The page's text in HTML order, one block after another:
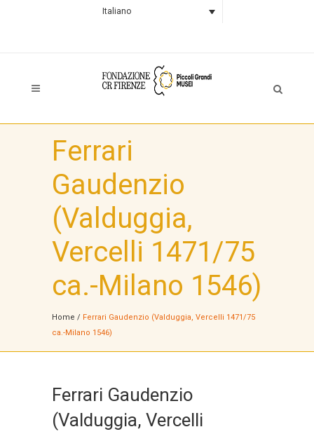
Italiano
Ferrari
Gaudenzio
(Valduggia,
Vercelli 1471/75
ca.-Milano 1546)
Home / Ferrari Gaudenzio (Valduggia, Vercelli 1471/75
ca.-Milano 1546)
Ferrari Gaudenzio
(Valduggia, Vercelli